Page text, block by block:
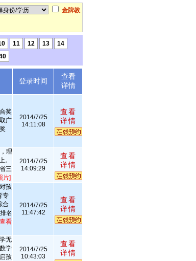
金牌教
11 12 13
14
登录时间
查看
详情
奖
广
2014/7/25
14:11:08
查看
详情
理
。
三
片]
2014/7/25
14:09:29
查看
详情
孩
专
合
名
看
2014/7/25
11:47:42
查看
详情
无
学
孩
2014/7/25
10:43:03
查看
详情